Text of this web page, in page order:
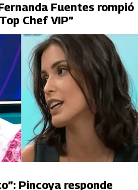
Fuentes rompió
Chef VIP”
Pincoya responde